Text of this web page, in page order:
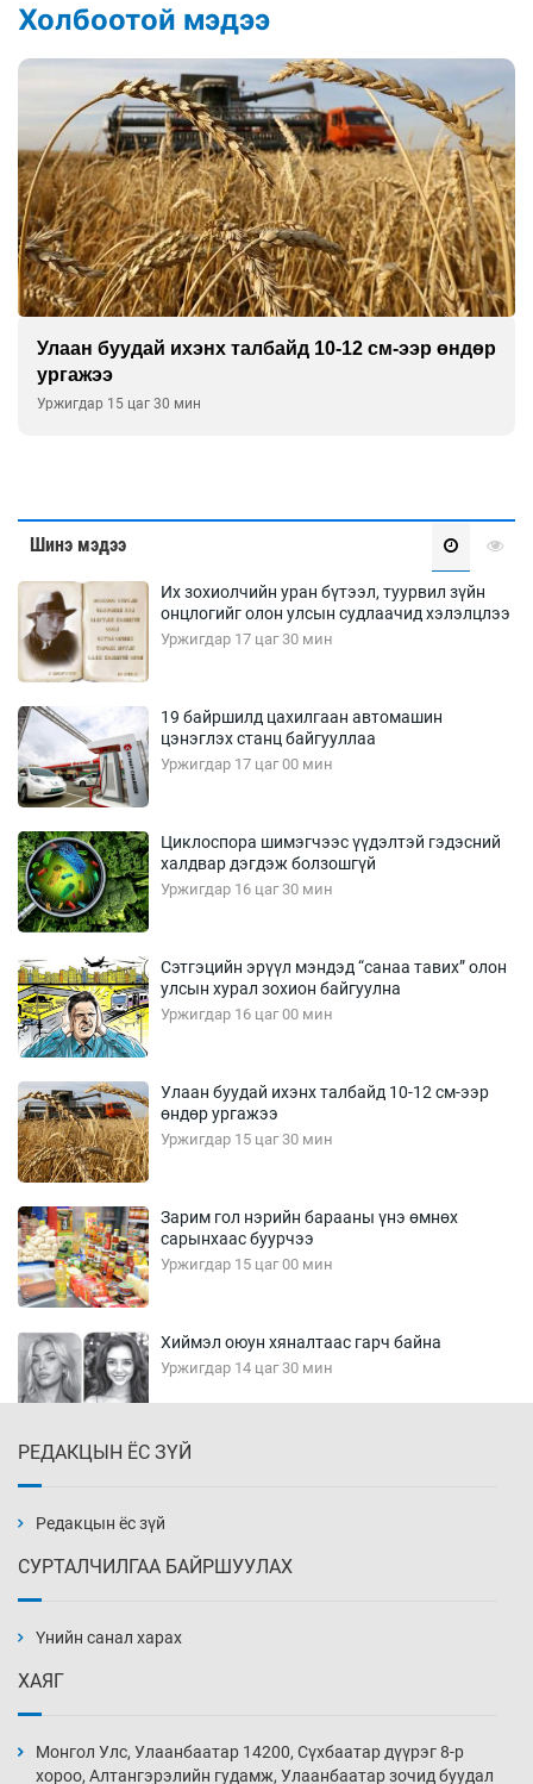
Холбоотой мэдээ
Улаан буудай ихэнх талбайд 10-12 см-ээр өндөр
ургажээ
Уржигдар 15 цаг 30 мин
Шинэ мэдээ
Их зохиолчийн уран бүтээл, туурвил зүйн
онцлогийг олон улсын судлаачид хэлэлцлээ
Уржигдар 17 цаг 30 мин
19 байршилд цахилгаан автомашин
цэнэглэх станц байгууллаа
Уржигдар 17 цаг 00 мин
Циклоспора шимэгчээс үүдэлтэй гэдэсний
халдвар дэгдэж болзошгүй
Уржигдар 16 цаг 30 мин
Сэтгэцийн эрүүл мэндэд “санаа тавих” олон
улсын хурал зохион байгуулна
Уржигдар 16 цаг 00 мин
Улаан буудай ихэнх талбайд 10-12 см-ээр
өндөр ургажээ
Уржигдар 15 цаг 30 мин
Зарим гол нэрийн барааны үнэ өмнөх
сарынхаас буурчээ
Уржигдар 15 цаг 00 мин
Хиймэл оюун хяналтаас гарч байна
Уржигдар 14 цаг 30 мин
Уржигдар 14 цаг 00 мин
нэмэгджээ
Уржигдар 13 цаг 30 мин
РЕДАКЦЫН ЁС ЗҮЙ
Редакцын ёс зүй
СУРТАЛЧИЛГАА БАЙРШУУЛАХ
Үнийн санал харах
ХАЯГ
Монгол Улс, Улаанбаатар 14200, Сүхбаатар дүүрэг 8-р
хороо, Алтангэрэлийн гудамж, Улаанбаатар зочид буудал